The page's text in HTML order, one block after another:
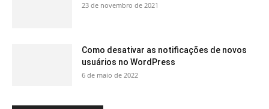
23 de novembro de 2021
Como desativar as notificações de novos
usuários no WordPress
6 de maio de 2022